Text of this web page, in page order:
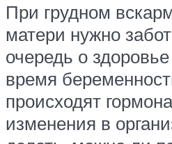
При грудном
матери нужно
очередь о
время
происходят
изменения в